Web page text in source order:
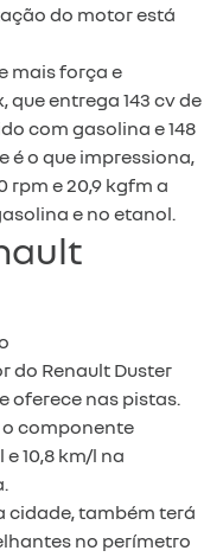
do motor está
mais força e
que entrega 143 cv de
com gasolina e 148
é o que impressiona,
rpm e 20,9 kgfm a
e no etanol.
do Renault Duster
oferece nas pistas.
componente
10,8 km/l na
cidade, também terá
no perímetro